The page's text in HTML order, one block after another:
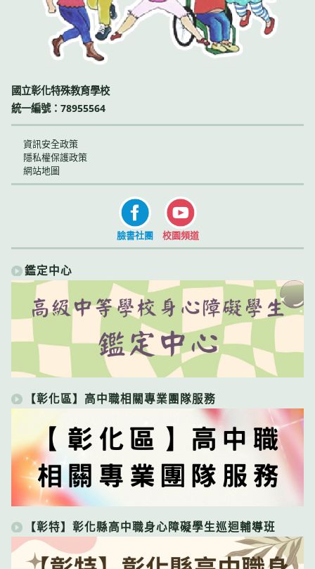
國立彰化特殊教育學校
統一編號：78955564
資訊安全政策
隱私權保護政策
網站地圖
臉書社團 校園頻道
鑑定中心
【彰化區】高中職相關專業團隊服務
【彰特】彰化縣高中職身心障礙學生巡迴輔導班